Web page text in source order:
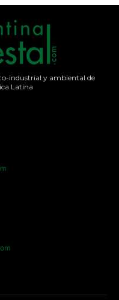
industrial y ambiental de
Latina